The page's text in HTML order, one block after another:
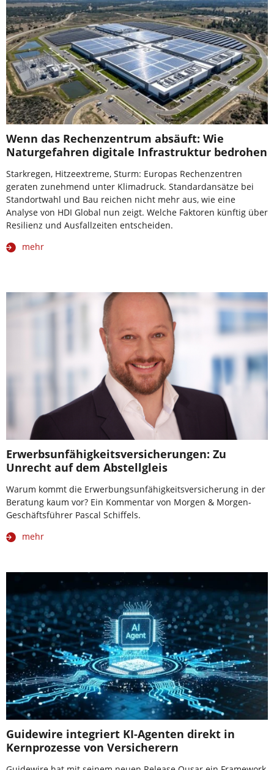
Wenn das Rechenzentrum absäuft: Wie
Naturgefahren digitale Infrastruktur bedrohen
Starkregen, Hitzeextreme, Sturm: Europas Rechenzentren
geraten zunehmend unter Klimadruck. Standardansätze bei
Standortwahl und Bau reichen nicht mehr aus, wie eine
Analyse von HDI Global nun zeigt. Welche Faktoren künftig über
Resilienz und Ausfallzeiten entscheiden.
mehr
Erwerbsunfähigkeitsversicherungen: Zu
Unrecht auf dem Abstellgleis
Warum kommt die Erwerbungsunfähigkeitsversicherung in der
Beratung kaum vor? Ein Kommentar von Morgen & Morgen-
Geschäftsführer Pascal Schiffels.
mehr
Guidewire integriert KI-Agenten direkt in
Kernprozesse von Versicherern